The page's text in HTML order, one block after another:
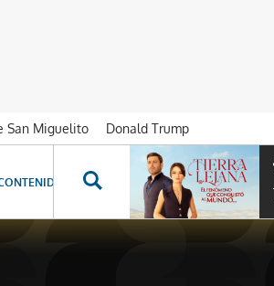
San Miguelito
Donald Trump
ESPECIALES NOVELAS